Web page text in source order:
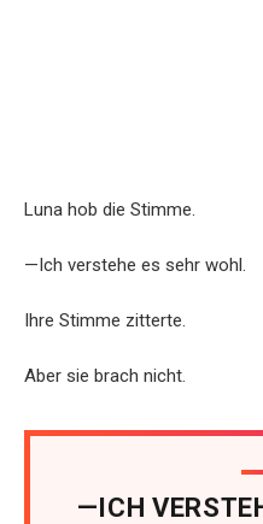
Luna hob die Stimme.
—Ich verstehe es sehr wohl.
Ihre Stimme zitterte.
Aber sie brach nicht.
—ICH